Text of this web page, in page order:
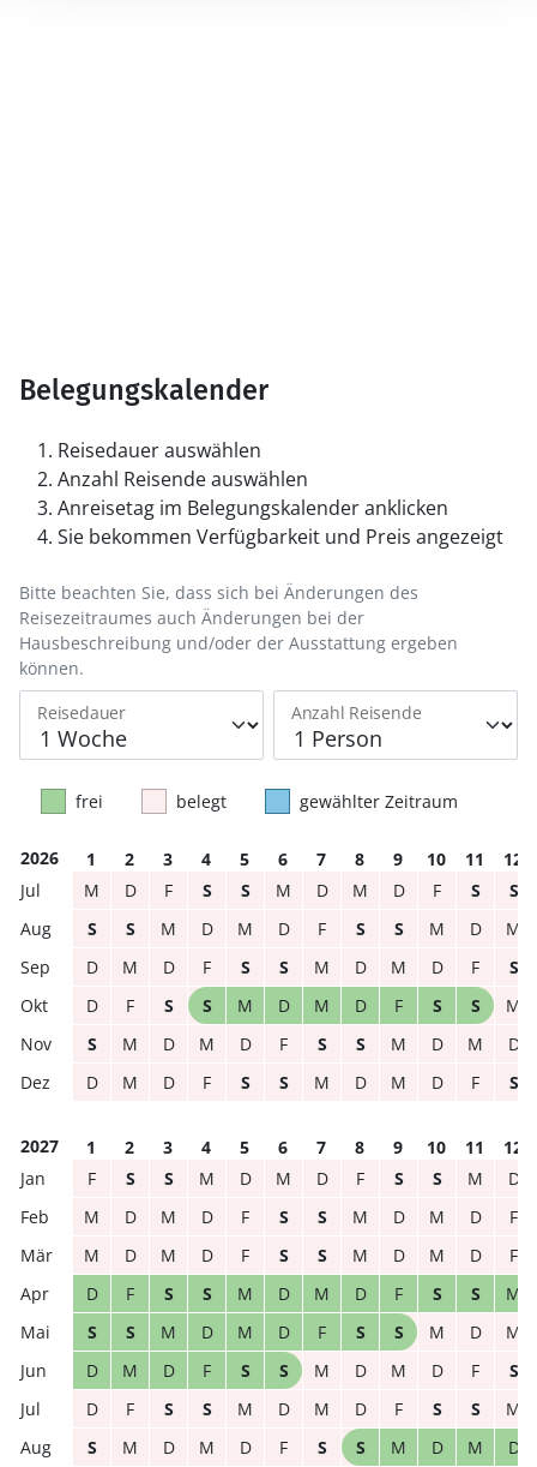
Belegungskalender
Reisedauer auswählen
Anzahl Reisende auswählen
Anreisetag im Belegungskalender anklicken
Sie bekommen Verfügbarkeit und Preis angezeigt
Reisedauer Anzahl Reisende
Bitte beachten Sie, dass sich bei Änderungen des
Reisezeitraumes auch Änderungen bei der
Hausbeschreibung und/oder der Ausstattung ergeben
können.
frei belegt gewählter Zeitraum
2026 1 2 3 4 5 6 7 8 9 10 11
12
M
D F S S M D M D F S
S
S
S M D M D F S S M D
M
D
M D F S S M D M D F
S
D
F S S M D M D F S S
M
S
M D M D F S S M D M
D
D
M D F S S M D M D F S
2027 1 2 3 4 5 6 7 8 9 10 11
12
F
S S M D M D F S S M
D
M
D M D F S S M D M D
F
M
D M D F S S M D M D
F
D
F S S M D M D F S S
M
S
S M D M D F S S M D
M
D
M D F S S M D M D F
S
D
F S S M D M D F S S
M
S
M D M D F S S M D M D